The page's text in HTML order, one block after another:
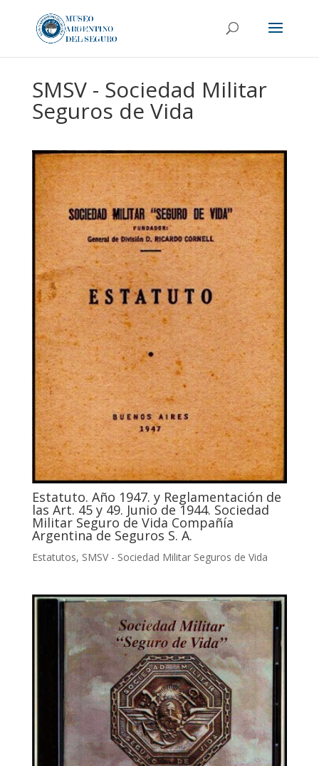
SMSV - Sociedad Militar
Seguros de Vida
Estatuto. Año 1947. y Reglamentación de
las Art. 45 y 49. Junio de 1944. Sociedad
Militar Seguro de Vida Compañía
Argentina de Seguros S. A.
Estatutos, SMSV - Sociedad Militar Seguros de Vida